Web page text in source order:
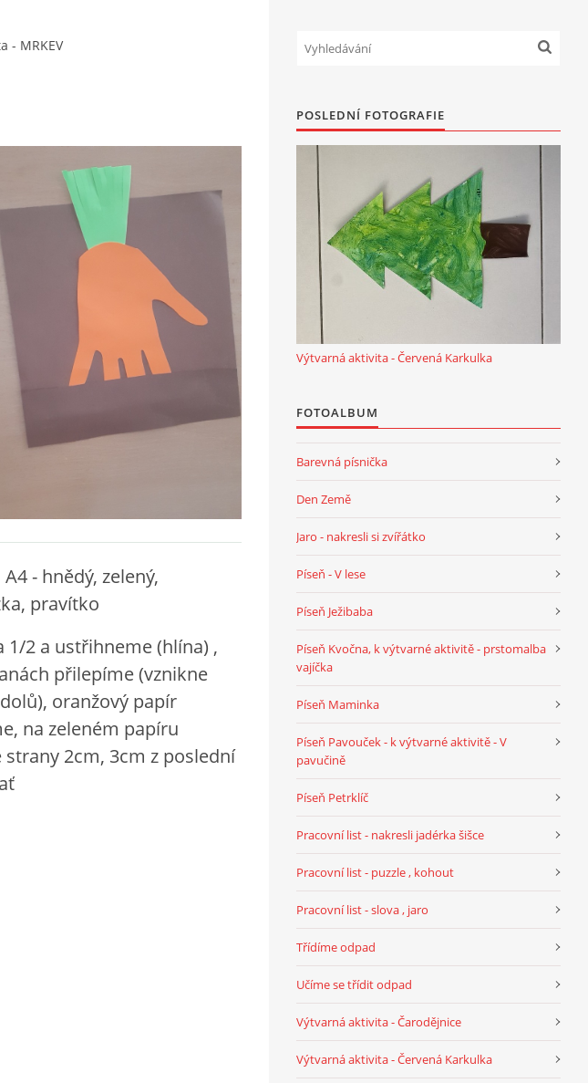
- MRKEV
- hnědý, zelený,
pravítko
2 a ustřihneme (hlína) ,
přilepíme (vznikne
oranžový papír
na zeleném papíru
2cm, 3cm z poslední
POSLEDNÍ FOTOGRAFIE
Výtvarná aktivita - Červená Karkulka
FOTOALBUM
Barevná písnička
Den Země
Jaro - nakresli si zvířátko
Píseň - V lese
Píseň Ježibaba
Píseň Kvočna, k výtvarné aktivitě - prstomalba
vajíčka
Píseň Maminka
Píseň Pavouček - k výtvarné aktivitě - V
pavučině
Píseň Petrklíč
Pracovní list - nakresli jadérka šišce
Pracovní list - puzzle , kohout
Pracovní list - slova , jaro
Třídíme odpad
Učíme se třídit odpad
Výtvarná aktivita - Čarodějnice
Výtvarná aktivita - Červená Karkulka